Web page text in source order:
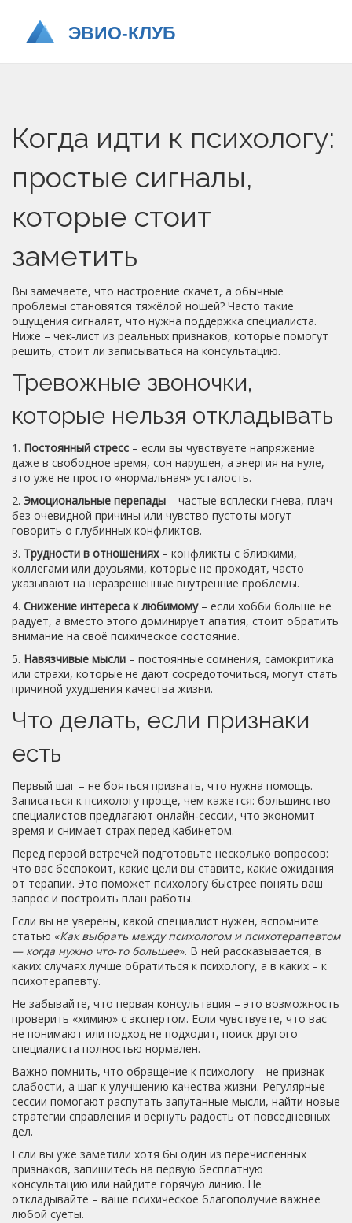
Когда идти к психологу:
простые сигналы,
которые стоит
заметить
Вы замечаете, что настроение скачет, а обычные
проблемы становятся тяжёлой ношей? Часто такие
ощущения сигналят, что нужна поддержка специалиста.
Ниже – чек‑лист из реальных признаков, которые помогут
решить, стоит ли записываться на консультацию.
Тревожные звоночки,
которые нельзя откладывать
1. Постоянный стресс – если вы чувствуете напряжение
даже в свободное время, сон нарушен, а энергия на нуле,
это уже не просто «нормальная» усталость.
2. Эмоциональные перепады – частые всплески гнева, плач
без очевидной причины или чувство пустоты могут
говорить о глубинных конфликтов.
3. Трудности в отношениях– конфликты с близкими,
коллегами или друзьями, которые не проходят, часто
указывают на неразрешённые внутренние проблемы.
4. Снижение интереса к любимому– если хобби больше не
радует, а вместо этого доминирует апатия, стоит обратить
внимание на своё психическое состояние.
5. Навязчивые мысли – постоянные сомнения, самокритика
или страхи, которые не дают сосредоточиться, могут стать
причиной ухудшения качества жизни.
Что делать, если признаки
есть
Первый шаг – не бояться признать, что нужна помощь.
Записаться к психологу проще, чем кажется: большинство
специалистов предлагают онлайн‑сессии, что экономит
время и снимает страх перед кабинетом.
Перед первой встречей подготовьте несколько вопросов:
что вас беспокоит, какие цели вы ставите, какие ожидания
от терапии. Это поможет психологу быстрее понять ваш
запрос и построить план работы.
Если вы не уверены, какой специалист нужен, вспомните
статью «Как выбрать между психологом и психотерапевтом
— когда нужно что‑то большее». В ней рассказывается, в
каких случаях лучше обратиться к психологу, а в каких – к
психотерапевту.
Не забывайте, что первая консультация – это возможность
проверить «химию» с экспертом. Если чувствуете, что вас
не понимают или подход не подходит, поиск другого
специалиста полностью нормален.
Важно помнить, что обращение к психологу – не признак
слабости, а шаг к улучшению качества жизни. Регулярные
сессии помогают распутать запутанные мысли, найти новые
стратегии справления и вернуть радость от повседневных
дел.
Если вы уже заметили хотя бы один из перечисленных
признаков, запишитесь на первую бесплатную
консультацию или найдите горячую линию. Не
откладывайте – ваше психическое благополучие важнее
любой суеты.